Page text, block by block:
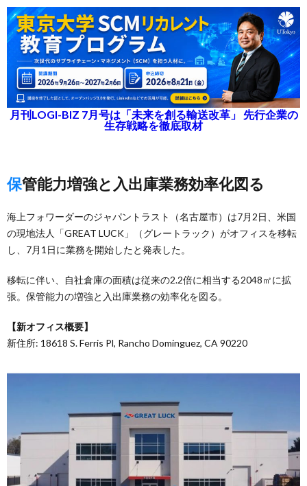
月刊LOGI-BIZ 7月号は「未来を創る輸送改革」 先行企業の
生存戦略を徹底取材
保管能力増強と入出庫業務効率化図る
海上フォワーダーのジャパントラスト（名古屋市）は7月2日、米国
の現地法人「GREAT LUCK」（グレートラック）がオフィスを移転
し、7月1日に業務を開始したと発表した。
移転に伴い、自社倉庫の面積は従来の2.2倍に相当する2048㎡に拡
張。保管能力の増強と入出庫業務の効率化を図る。
【新オフィス概要】
新住所: 18618 S. Ferris Pl, Rancho Dominguez, CA 90220